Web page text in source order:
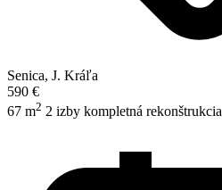
Senica, J. Kráľa
590 €
67 m2 2 izby kompletná rekonštrukcia